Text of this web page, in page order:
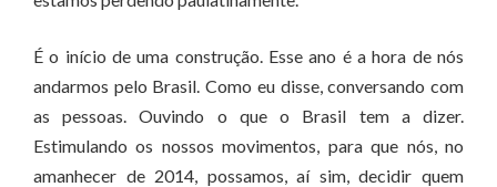
É o início de uma construção. Esse ano é a hora de nós
andarmos pelo Brasil. Como eu disse, conversando com
as pessoas. Ouvindo o que o Brasil tem a dizer.
Estimulando os nossos movimentos, para que nós, no
amanhecer de 2014, possamos, aí sim, decidir quem